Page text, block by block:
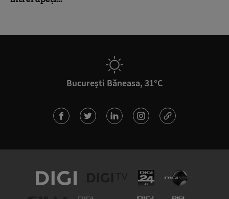
București Băneasa, 31°C